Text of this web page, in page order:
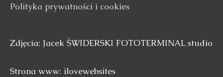
Polityka prywatności i cookies
Zdjęcia: Jacek ŚWIDERSKI FOTOTERMINAL studio
Strona www: ilovewebsites